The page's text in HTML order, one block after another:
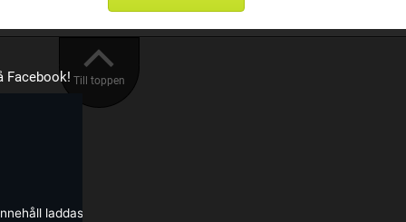
Till toppen
Facebook!
laddas från Facebook.